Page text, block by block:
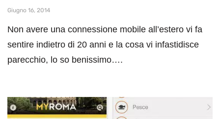
Giugno 16, 2014
Non avere una connessione mobile all’estero vi fa
sentire indietro di 20 anni e la cosa vi infastidisce
parecchio, lo so benissimo….